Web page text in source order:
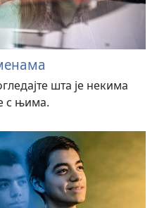
шта је некима
с њима.